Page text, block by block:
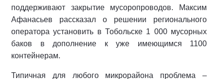
поддерживают закрытие мусоропроводов. Максим
Афанасьев рассказал о решении регионального
оператора установить в Тобольске 1 000 мусорных
баков в дополнение к уже имеющимся 1100
контейнерам.
Типичная для любого микрорайона проблема –